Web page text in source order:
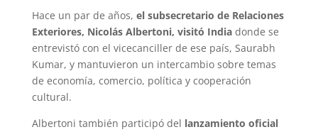
Hace un par de años, el subsecretario de Relaciones
Exteriores, Nicolás Albertoni, visitó Indiadonde se
entrevistó con el vicecanciller de ese país, Saurabh
Kumar, y mantuvieron un intercambio sobre temas
de economía, comercio, política y cooperación
cultural.
Albertoni también participó del lanzamiento oficial